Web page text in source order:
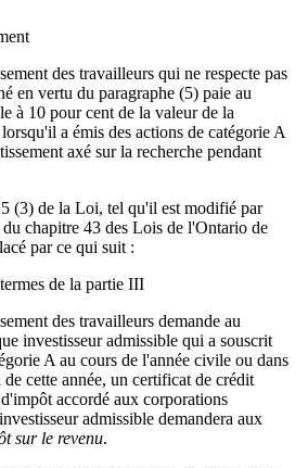
des travailleurs qui ne respecte pas
en vertu du paragraphe (5) paie au
à 10 pour cent de la valeur de la
a émis des actions de catégorie A
axé sur la recherche pendant
(3) de la Loi, tel qu'il est modifié par
chapitre 43 des Lois de l'Ontario de
par ce qui suit :
de la partie III
des travailleurs demande au
investisseur admissible qui a souscrit
A au cours de l'année civile ou dans
cette année, un certificat de crédit
accordé aux corporations
admissible demandera aux
sur le revenu.